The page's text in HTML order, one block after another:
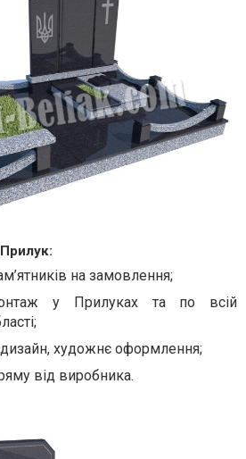
на замовлення;
у Прилуках та по всій
дизайн, художнє оформлення;
від виробника.